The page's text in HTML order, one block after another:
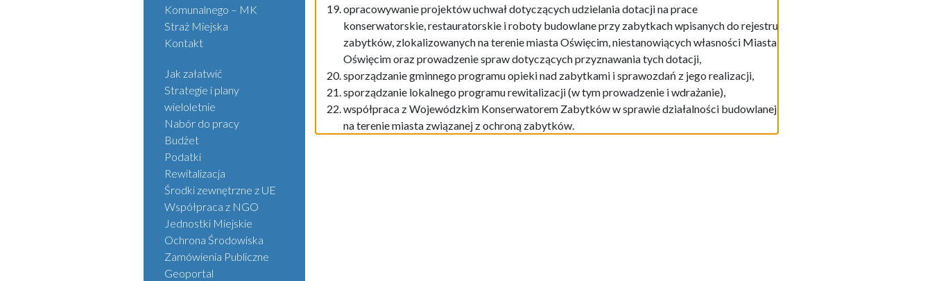
Komunalnego – MK
Straż Miejska
Kontakt
Jak załatwić
Strategie i plany
wieloletnie
Nabór do pracy
Budżet
Podatki
Rewitalizacja
Środki zewnętrzne z UE
Współpraca z NGO
Jednostki Miejskie
Ochrona Środowiska
Zamówienia Publiczne
Geoportal
opracowywanie projektów uchwał dotyczących udzielania dotacji na prace
konserwatorskie, restauratorskie i roboty budowlane przy zabytkach wpisanych do rejestru
zabytków, zlokalizowanych na terenie miasta Oświęcim, niestanowiących własności Miasta
Oświęcim oraz prowadzenie spraw dotyczących przyznawania tych dotacji,
sporządzanie gminnego programu opieki nad zabytkami i sprawozdań z jego realizacji,
sporządzanie lokalnego programu rewitalizacji (w tym prowadzenie i wdrażanie),
współpraca z Wojewódzkim Konserwatorem Zabytków w sprawie działalności budowlanej
na terenie miasta związanej z ochroną zabytków.